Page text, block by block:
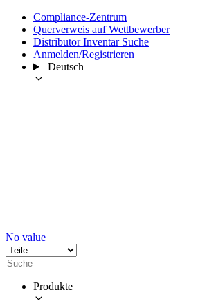
Compliance-Zentrum
Querverweis auf Wettbewerber
Distributor Inventar Suche
Anmelden/Registrieren
Deutsch
No value
Produkte